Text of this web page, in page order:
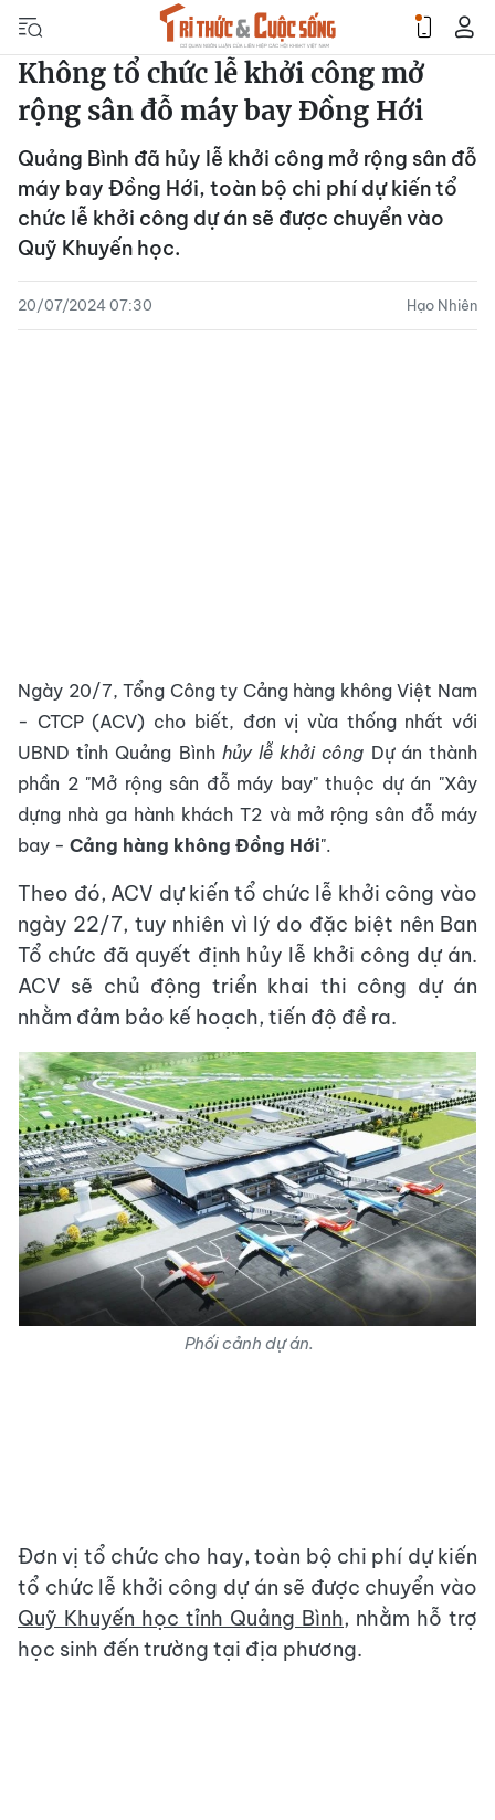
Không tổ chức lễ khởi công mở
rộng sân đỗ máy bay Đồng Hới
Quảng Bình đã hủy lễ khởi công mở rộng sân đỗ
máy bay Đồng Hới, toàn bộ chi phí dự kiến tổ
chức lễ khởi công dự án sẽ được chuyển vào
Quỹ Khuyến học.
20/07/2024 07:30 Hạo Nhiên
Ngày 20/7, Tổng Công ty Cảng hàng không Việt Nam
- CTCP (ACV) cho biết, đơn vị vừa thống nhất với
UBND tỉnh Quảng Bình hủy lễ khởi công Dự án thành
phần 2 "Mở rộng sân đỗ máy bay" thuộc dự án "Xây
dựng nhà ga hành khách T2 và mở rộng sân đỗ máy
bay - Cảng hàng không Đồng Hới".
Theo đó, ACV dự kiến tổ chức lễ khởi công vào
ngày 22/7, tuy nhiên vì lý do đặc biệt nên Ban
Tổ chức đã quyết định hủy lễ khởi công dự án.
ACV sẽ chủ động triển khai thi công dự án
nhằm đảm bảo kế hoạch, tiến độ đề ra.
Phối cảnh dự án.
Đơn vị tổ chức cho hay, toàn bộ chi phí dự kiến
tổ chức lễ khởi công dự án sẽ được chuyển vào
Quỹ Khuyến học tỉnh Quảng Bình, nhằm hỗ trợ
học sinh đến trường tại địa phương.